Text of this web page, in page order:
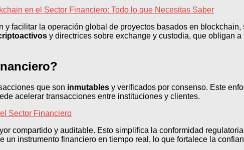
en el Sector Financiero: Todo lo que Necesitas Saber
facilitar la operación global de proyectos basados en
y directrices sobre exchange y custodia, que obligan
que son inmutables y verificados por consenso. Este
acelerar transacciones entre instituciones y clientes.
Sector Financiero
compartido y auditable. Esto simplifica la conformidad
instrumento financiero en tiempo real, lo que fortalece la